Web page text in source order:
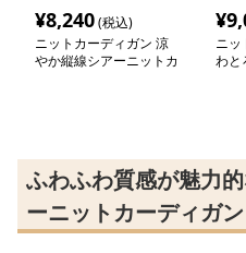
¥8,240(税込)
ニットカーディガン 涼
やか縦線シアーニットカ
¥
ニッ
わと
ふわふわ質感が魅力
ーニットカーディガン